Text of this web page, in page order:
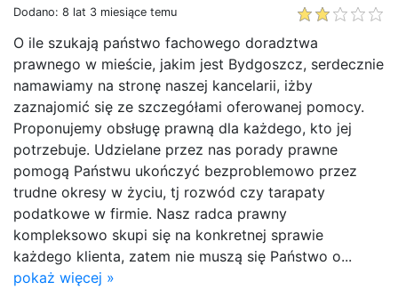
Dodano: 8 lat 3 miesiące temu
O ile szukają państwo fachowego doradztwa
prawnego w mieście, jakim jest Bydgoszcz, serdecznie
namawiamy na stronę naszej kancelarii, iżby
zaznajomić się ze szczegółami oferowanej pomocy.
Proponujemy obsługę prawną dla każdego, kto jej
potrzebuje. Udzielane przez nas porady prawne
pomogą Państwu ukończyć bezproblemowo przez
trudne okresy w życiu, tj rozwód czy tarapaty
podatkowe w firmie. Nasz radca prawny
kompleksowo skupi się na konkretnej sprawie
każdego klienta, zatem nie muszą się Państwo o...
pokaż więcej »